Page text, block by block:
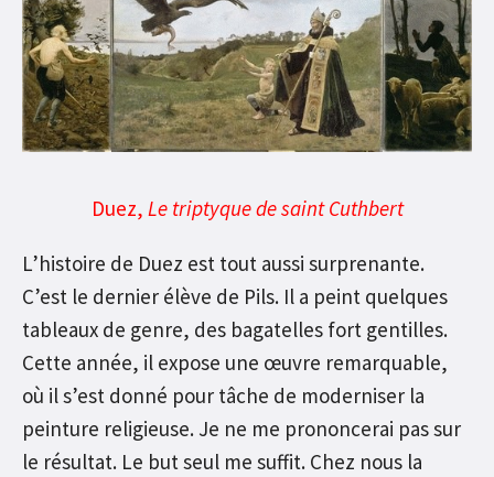
Duez, Le triptyque de saint Cuthbert
L’histoire de Duez est tout aussi surprenante.
C’est le dernier élève de Pils. Il a peint quelques
tableaux de genre, des bagatelles fort gentilles.
Cette année, il expose une œuvre remarquable,
où il s’est donné pour tâche de moderniser la
peinture religieuse. Je ne me prononcerai pas sur
le résultat. Le but seul me suffit. Chez nous la